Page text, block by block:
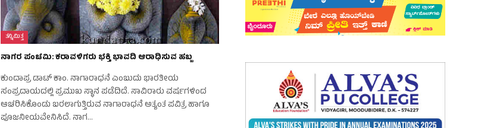
ತನ್ನಿಮಿತ್ತ
ನಾಗರ ಪಂಚಮಿ: ಕರಾವಳಿಗರು ಭಕ್ತಿ ಭಾವದಿ ಆರಾಧಿಸುವ ಹಬ್ಬ
ಕುಂದಾಪ್ರ ಡಾಟ್ ಕಾಂ. ನಾಗಾರಾಧನೆ ಎಂಬುದು ಭಾರತೀಯ
ಸಂಪ್ರದಾಯದಲ್ಲಿ ಪ್ರಮುಖ ಸ್ಥಾನ ಪಡೆದಿದೆ. ಸಾವಿರಾರು ವರ್ಷಗಳಿಂದ
ಆಚರಿಸಿಕೊಂಡು ಬರಲಾಗುತ್ತಿರುವ ನಾಗಾರಾಧನೆ ಅತ್ಯಂತ ಪವಿತ್ರ ಹಾಗೂ
ಪೂಜನೀಯವೇನಿಸಿದೆ. ನಾಗ…